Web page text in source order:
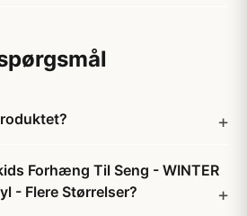
Forhæng Til Seng - WINTER
- Flere Størrelser?